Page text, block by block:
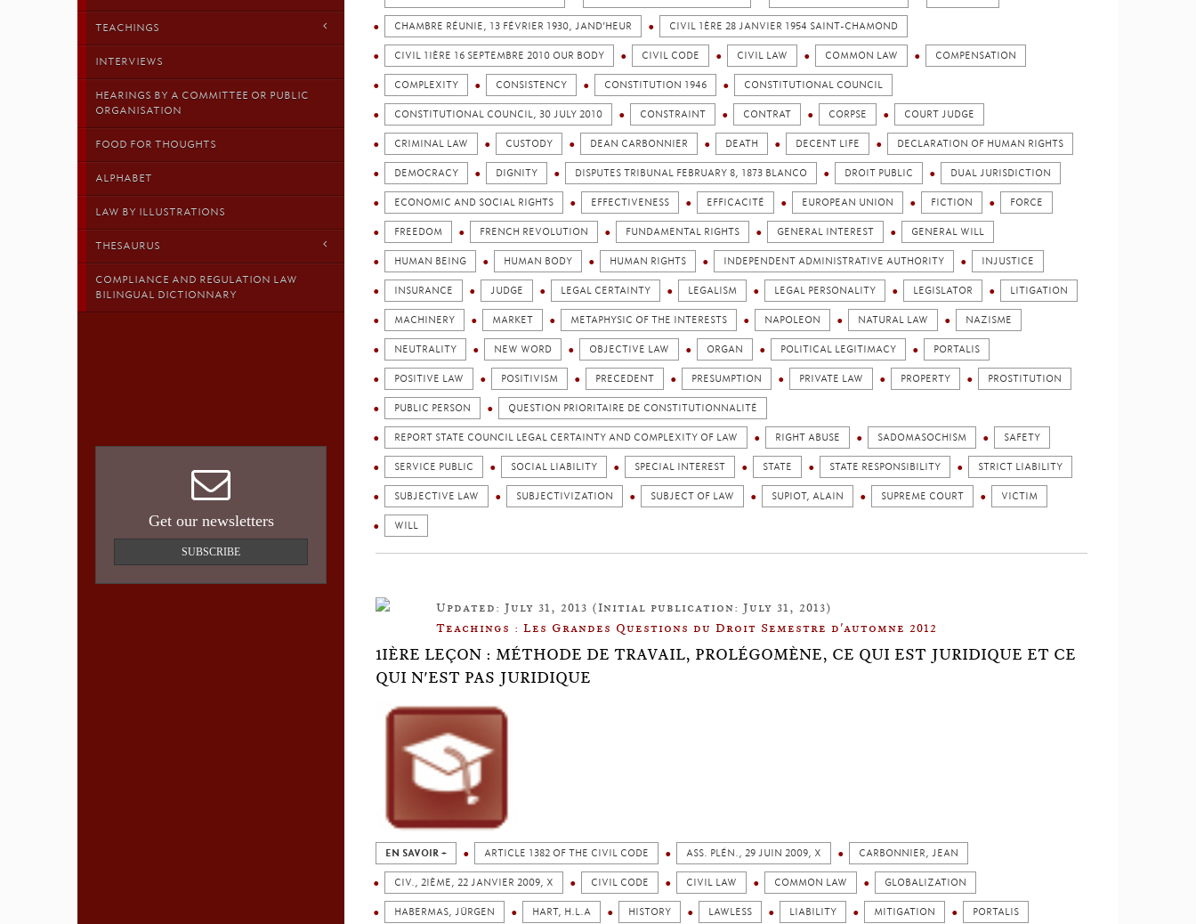
TEACHINGS
INTERVIEWS
HEARINGS BY A COMMITTEE OR PUBLIC
ORGANISATION
FOOD FOR THOUGHTS
ALPHABET
LAW BY ILLUSTRATIONS
THESAURUS
COMPLIANCE AND REGULATION LAW
BILINGUAL DICTIONNARY
Get our newsletters
SUBSCRIBE
CHAMBRE RÉUNIE, 13 FÉVRIER 1930, JAND’HEUR CIVIL 1ÈRE 28 JANVIER 1954 SAINT-CHAMOND
CIVIL 1IÈRE 16 SEPTEMBRE 2010 OUR BODY CIVIL CODE CIVIL LAW COMMON LAW COMPENSATION
COMPLEXITY CONSISTENCY CONSTITUTION 1946 CONSTITUTIONAL COUNCIL
CONSTITUTIONAL COUNCIL, 30 JULY 2010 CONSTRAINT CONTRAT CORPSE COURT JUDGE
CRIMINAL LAW CUSTODY DEAN CARBONNIER DEATH DECENT LIFE DECLARATION OF HUMAN RIGHTS
DEMOCRACY DIGNITY DISPUTES TRIBUNAL FEBRUARY 8, 1873 BLANCO DROIT PUBLIC DUAL JURISDICTION
ECONOMIC AND SOCIAL RIGHTS EFFECTIVENESS EFFICACITÉ EUROPEAN UNION FICTION FORCE
FREEDOM FRENCH REVOLUTION FUNDAMENTAL RIGHTS GENERAL INTEREST GENERAL WILL
HUMAN BEING HUMAN BODY HUMAN RIGHTS INDEPENDENT ADMINISTRATIVE AUTHORITY INJUSTICE
INSURANCE JUDGE LEGAL CERTAINTY LEGALISM LEGAL PERSONALITY LEGISLATOR LITIGATION
MACHINERY MARKET METAPHYSIC OF THE INTERESTS NAPOLEON NATURAL LAW NAZISME
NEUTRALITY NEW WORD OBJECTIVE LAW ORGAN POLITICAL LEGITIMACY PORTALIS
POSITIVE LAW POSITIVISM PRECEDENT PRESUMPTION PRIVATE LAW PROPERTY PROSTITUTION
PUBLIC PERSON QUESTION PRIORITAIRE DE CONSTITUTIONNALITÉ
REPORT STATE COUNCIL LEGAL CERTAINTY AND COMPLEXITY OF LAW RIGHT ABUSE SADOMASOCHISM SAFETY
SERVICE PUBLIC SOCIAL LIABILITY SPECIAL INTEREST STATE STATE RESPONSIBILITY STRICT LIABILITY
SUBJECTIVE LAW SUBJECTIVIZATION SUBJECT OF LAW SUPIOT, ALAIN SUPREME COURT VICTIM
WILL
Updated: July 31, 2013 (Initial publication: July 31, 2013)
Teachings : Les Grandes Questions du Droit Semestre d'automne 2012
1IÈRE LEÇON : MÉTHODE DE TRAVAIL, PROLÉGOMÈNE, CE QUI EST JURIDIQUE ET CE
QUI N'EST PAS JURIDIQUE
EN SAVOIR + ARTICLE 1382 OF THE CIVIL CODE ASS. PLÉN., 29 JUIN 2009, X CARBONNIER, JEAN
CIV., 2IÈME, 22 JANVIER 2009, X CIVIL CODE CIVIL LAW COMMON LAW GLOBALIZATION
HABERMAS, JÜRGEN HART, H.L.A HISTORY LAWLESS LIABILITY MITIGATION PORTALIS